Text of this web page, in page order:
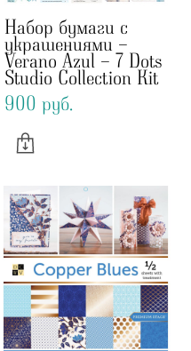
Набор бумаги с
украшениями -
Verano Azul - 7 Dots
Studio Collection Kit
900 pуб.